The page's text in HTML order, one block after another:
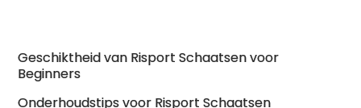
Geschiktheid van Risport Schaatsen voor
Beginners
Onderhoudstips voor Risport Schaatsen